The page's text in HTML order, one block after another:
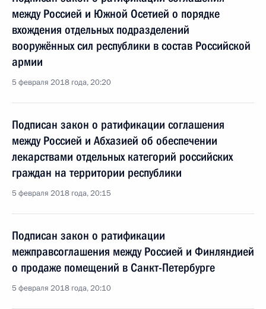
между Россией и Южной Осетией о порядке
вхождения отдельных подразделений
вооружённых сил республики в состав Российской
армии
5 февраля 2018 года, 20:20
Подписан закон о ратификации соглашения
между Россией и Абхазией об обеспечении
лекарствами отдельных категорий российских
граждан на территории республики
5 февраля 2018 года, 20:15
Подписан закон о ратификации
межправсоглашения между Россией и Финляндией
о продаже помещений в Санкт-Петербурге
5 февраля 2018 года, 20:10